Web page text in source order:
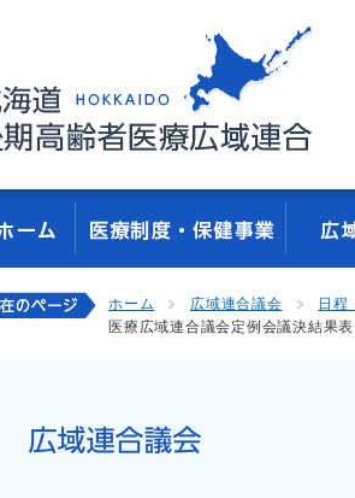
ホーム 広域連合議会 日程
医療広域連合議会定例会議決結果表